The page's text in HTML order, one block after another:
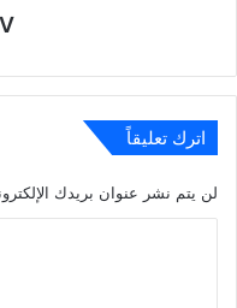
اترك تعليقاً
لن يتم نشر عنوان بريدك